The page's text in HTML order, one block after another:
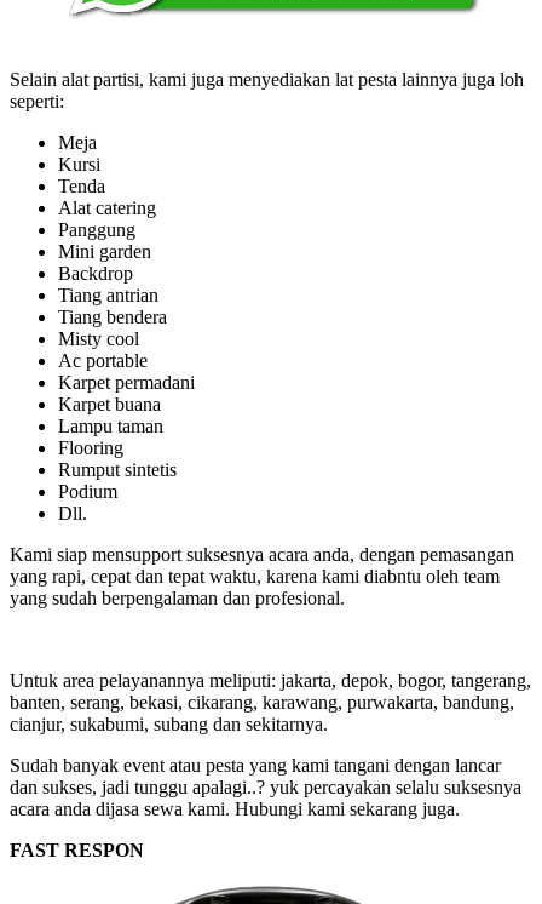
Selain alat partisi, kami juga menyediakan lat pesta lainnya juga loh
seperti:
Meja
Kursi
Tenda
Alat catering
Panggung
Mini garden
Backdrop
Tiang antrian
Tiang bendera
Misty cool
Ac portable
Karpet permadani
Karpet buana
Lampu taman
Flooring
Rumput sintetis
Podium
Dll.
Kami siap mensupport suksesnya acara anda, dengan pemasangan
yang rapi, cepat dan tepat waktu, karena kami diabntu oleh team
yang sudah berpengalaman dan profesional.
Untuk area pelayanannya meliputi: jakarta, depok, bogor, tangerang,
banten, serang, bekasi, cikarang, karawang, purwakarta, bandung,
cianjur, sukabumi, subang dan sekitarnya.
Sudah banyak event atau pesta yang kami tangani dengan lancar
dan sukses, jadi tunggu apalagi..? yuk percayakan selalu suksesnya
acara anda dijasa sewa kami. Hubungi kami sekarang juga.
FAST RESPON